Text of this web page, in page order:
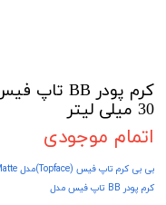
30 میلی لیتر
اتمام موجودی
بی بی کرم تاپ فیس (Topface)مدل Skin Editor Matte
کرم پودر BB تاپ فیس مدل